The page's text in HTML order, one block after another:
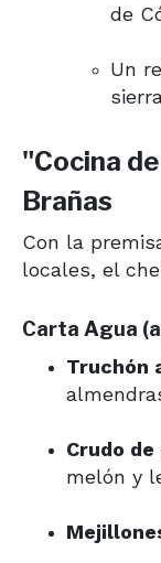
de
Un
"Cocina
Brañas
Con la
locales, el
Carta Agua
Truchón
Crudo
melón y